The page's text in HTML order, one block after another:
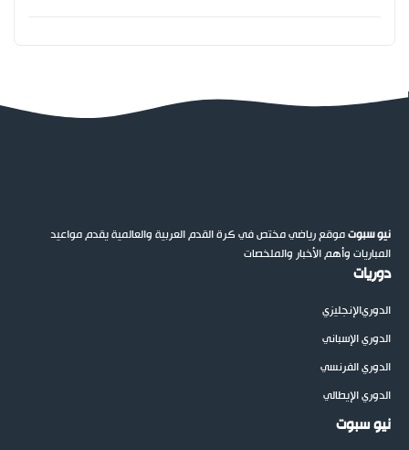
نيو سبوتموقع رياضي مختص في كرة القدم العربية والعالمية يقدم مواعيد
المباريات وأهم الأخبار والملخصات
دوريات
الدوريالإنجليزي
الدوري الإسباني
الدوري الفرنسي
الدوري الإيطالي
نيو سبوت